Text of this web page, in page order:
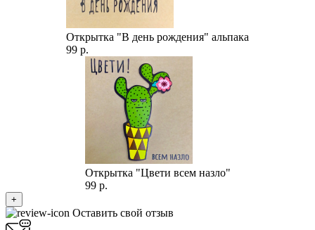
Открытка "В день рождения" альпака
99 р.
Открытка "Цвети всем назло"
99 р.
+
Оставить свой отзыв